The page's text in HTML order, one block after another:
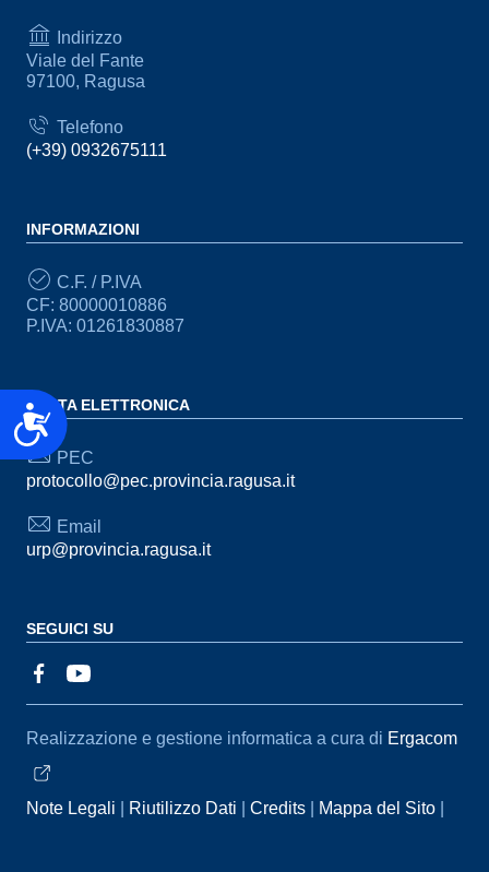
Accessibilità
Indirizzo
Viale del Fante
97100, Ragusa
Telefono
(+39) 0932675111
INFORMAZIONI
C.F. / P.IVA
CF: 80000010886
P.IVA: 01261830887
POSTA ELETTRONICA
PEC
protocollo@pec.provincia.ragusa.it
Email
urp@provincia.ragusa.it
SEGUICI SU
Sezione Link Utili
Realizzazione e gestione informatica a cura di Ergacom
Note Legali Riutilizzo Dati Credits
Mappa del Sito